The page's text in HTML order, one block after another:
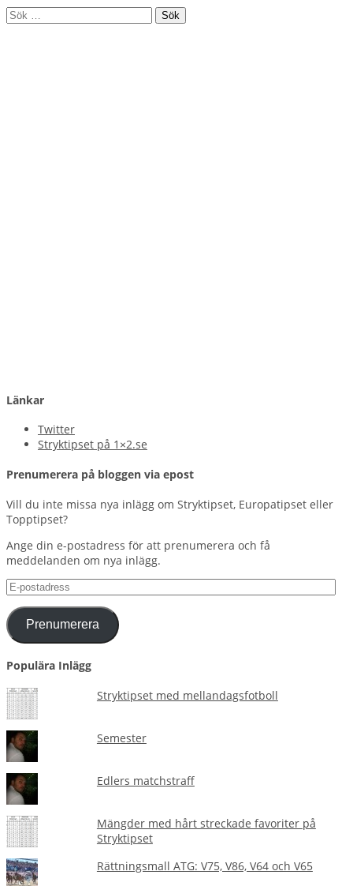
Sök
Länkar
Twitter
Stryktipset på 1×2.se
Prenumerera på bloggen via epost
Vill du inte missa nya inlägg om Stryktipset, Europatipset eller
Topptipset?
Ange din e-postadress för att prenumerera och få
meddelanden om nya inlägg.
E-
postadress
Prenumerera
Populära Inlägg
Stryktipset med mellandagsfotboll
Semester
Edlers matchstraff
Mängder med hårt streckade favoriter på
Stryktipset
Rättningsmall ATG: V75, V86, V64 och V65